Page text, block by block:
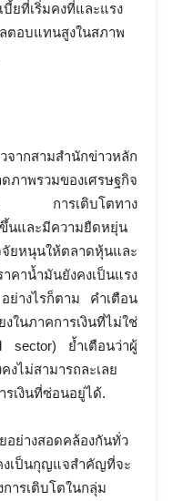
ยที่เริ่มคงที่และแรง
ตอบแทนสูงในสภาพ
ากสามสำนักข่าวหลัก
ภาพรวมของเศรษฐกิจ
น: การเติบโตทาง
นและมีความยืดหยุ่น
ยหนุนให้ตลาดหุ้นและ
น้ำมันยังคงเป็นแรง
ย่างไรก็ตาม คำเตือน
นภาคการเงินที่ไม่ใช่
sector) ย้ำเตือนว่าผู้
ไม่สามารถละเลย
รเงินที่ซ่อนอยู่ได้.
อย่างสอดคล้องกันทั่ว
งเป็นกุญแจสำคัญที่จะ
ารเติบโตในกลุ่ม